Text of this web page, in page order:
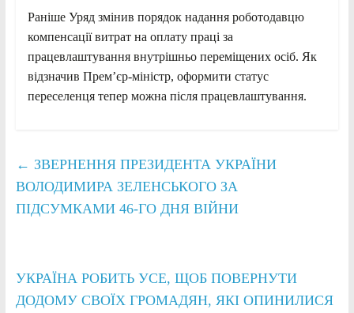
Раніше Уряд змінив порядок надання роботодавцю
компенсації витрат на оплату праці за
працевлаштування внутрішньо переміщених осіб. Як
відзначив Прем’єр-міністр, оформити статус
переселенця тепер можна після працевлаштування.
← ЗВЕРНЕННЯ ПРЕЗИДЕНТА УКРАЇНИ
ВОЛОДИМИРА ЗЕЛЕНСЬКОГО ЗА
ПІДСУМКАМИ 46-ГО ДНЯ ВІЙНИ
УКРАЇНА РОБИТЬ УСЕ, ЩОБ ПОВЕРНУТИ
ДОДОМУ СВОЇХ ГРОМАДЯН, ЯКІ ОПИНИЛИСЯ